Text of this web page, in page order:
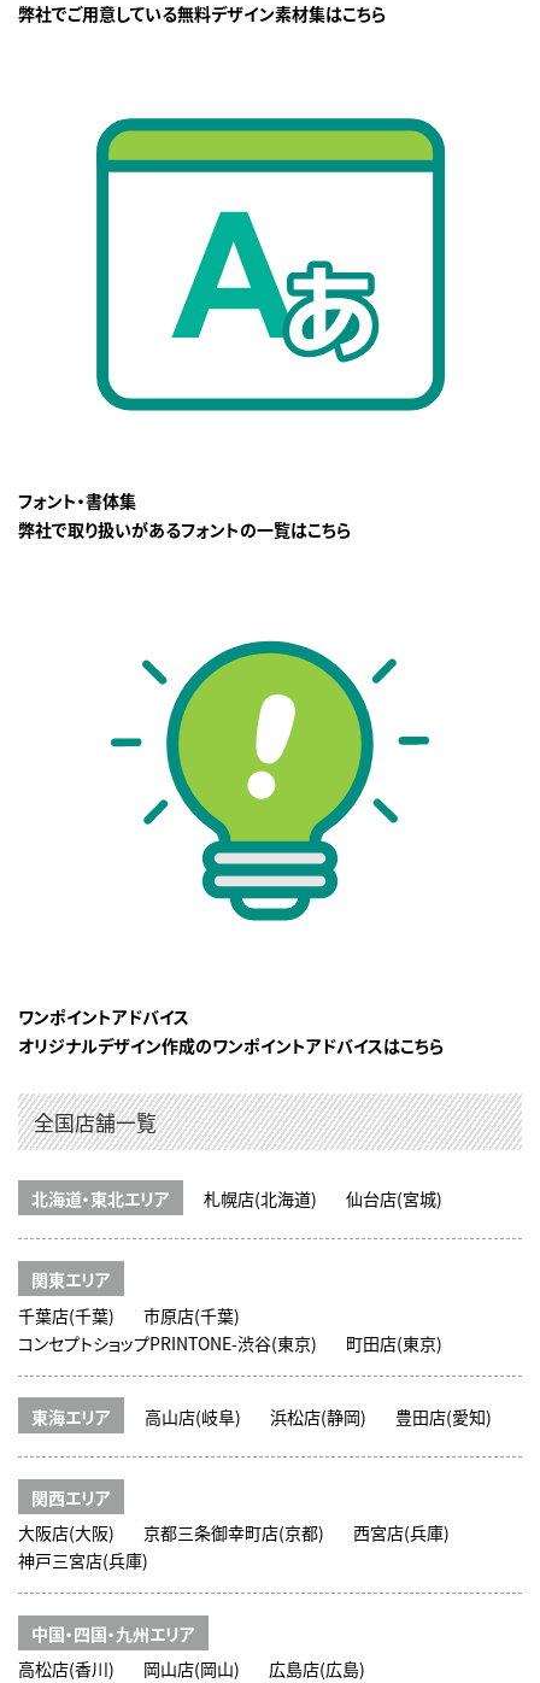
弊社でご用意している無料デザイン素材集はこちら
フォント・書体集
弊社で取り扱いがあるフォントの一覧はこちら
ワンポイントアドバイス
オリジナルデザイン作成のワンポイントアドバイスはこちら
全国店舗一覧
北海道・東北エリア 札幌店(北海道) 仙台店(宮城)
関東エリア
千葉店(千葉)
市原店(千葉)
コンセプトショップPRINTONE-渋谷(東京)
町田店(東京)
東海エリア 高山店(岐阜) 浜松店(静岡) 豊田店(愛知)
関西エリア
大阪店(大阪)
京都三条御幸町店(京都)
西宮店(兵庫)
神戸三宮店(兵庫)
中国・四国・九州エリア
高松店(香川)
岡山店(岡山) 広島店(広島)